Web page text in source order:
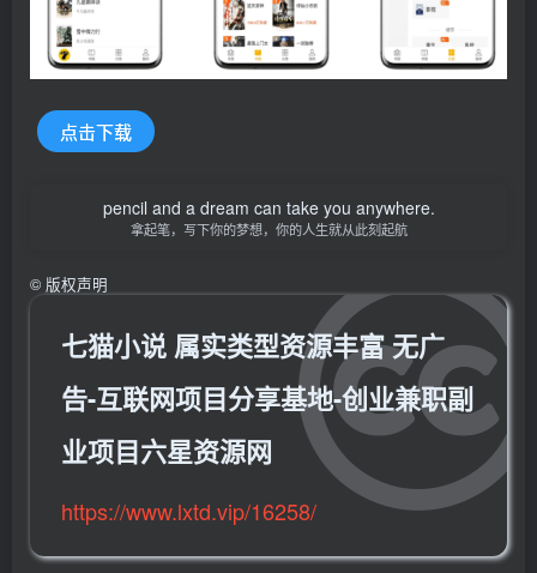
点击下载
pencil and a dream can take you anywhere.
拿起笔，写下你的梦想，你的人生就从此刻起航
© 版权声明
七猫小说 属实类型资源丰富 无广
告-互联网项目分享基地-创业兼职副
业项目六星资源网
https://www.lxtd.vip/16258/